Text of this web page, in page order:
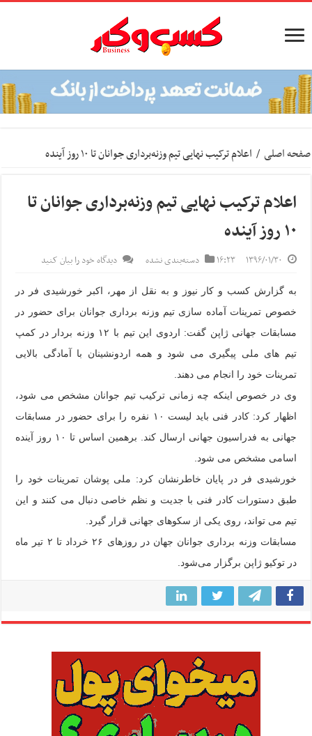
صفحه اصلی / اعلام ترکیب نهایی تیم وزنه‌برداری جوانان تا ۱۰ روز آینده
اعلام ترکیب نهایی تیم وزنه‌برداری جوانان تا
۱۰ روز آینده
۱۳۹۶/۰۱/۳۰ ۱۶:۲۳ دسته‌بندی نشده دیدگاه خود را بیان کنید
به گزارش کسب و کار نیوز و به نقل از مهر، اکبر خورشیدی فر در
خصوص تمرینات آماده سازی تیم وزنه برداری جوانان برای حضور در
مسابقات جهانی ژاپن گفت: اردوی این تیم با ۱۲ وزنه بردار در کمپ
تیم های ملی پیگیری می شود و همه اردونشینان با آمادگی بالایی
تمرینات خود را انجام می دهند.
وی در خصوص اینکه چه زمانی ترکیب تیم جوانان مشخص می شود،
اظهار کرد: کادر فنی باید لیست ۱۰ نفره را برای حضور در مسابقات
جهانی به فدراسیون جهانی ارسال کند. برهمین اساس تا ۱۰ روز آینده
اسامی مشخص می شود.
خورشیدی فر در پایان خاطرنشان کرد: ملی پوشان تمرینات خود را
طبق دستورات کادر فنی با جدیت و نظم خاصی دنبال می کنند و این
تیم می تواند، روی یکی از سکوهای جهانی قرار گیرد.
مسابقات وزنه برداری جوانان جهان در روزهای ۲۶ خرداد تا ۲ تیر ماه
در توکیو ژاپن برگزار می‌شود.